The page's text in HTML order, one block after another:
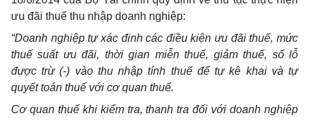
ưu đãi thuế thu nhập doanh nghiệp:
“Doanh nghiệp tự xác định các điều kiện ưu đãi thuế, mức
thuế suất ưu đãi, thời gian miễn thuế, giảm thuế, số lỗ
được trừ (-) vào thu nhập tính thuế để tự kê khai và tự
quyết toán thuế với cơ quan thuế.
Cơ quan thuế khi kiểm tra, thanh tra đối với doanh nghiệp